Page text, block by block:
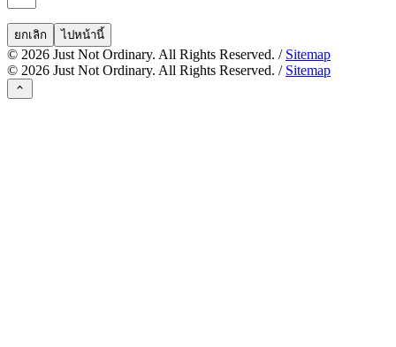
ยกเลิก ไปหน้านี้
© 2026 Just Not Ordinary. All Rights Reserved. / Sitemap
© 2026 Just Not Ordinary. All Rights Reserved. / Sitemap